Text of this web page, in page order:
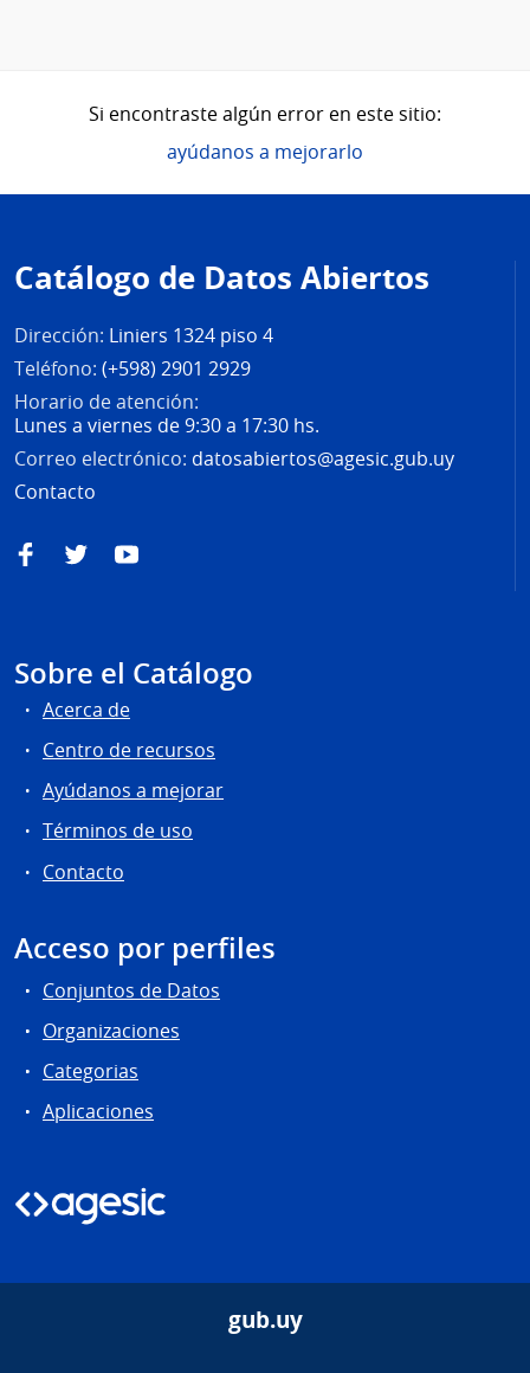
Si encontraste algún error en este sitio:
ayúdanos a mejorarlo
de
página
Catálogo de Datos Abiertos
Dirección: Liniers 1324 piso 4
Teléfono: (+598) 2901 2929
Horario de atención:
Lunes a viernes de 9:30 a 17:30 hs.
Correo electrónico: datosabiertos@agesic.gub.uy
Contacto
FacebookTwitterYouTube
Sobre el Catálogo
Acerca de
Centro de recursos
Ayúdanos a mejorar
Términos de uso
Contacto
Acceso por perfiles
Conjuntos de Datos
Organizaciones
Categorias
Aplicaciones
gub.uy